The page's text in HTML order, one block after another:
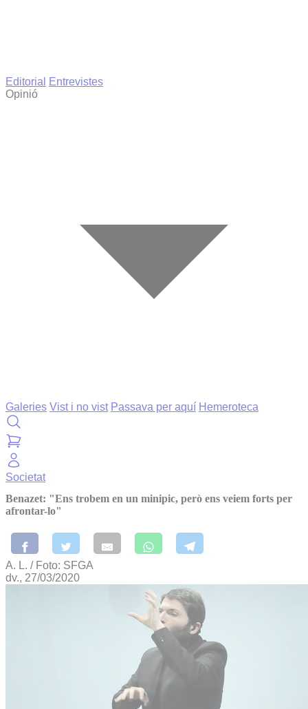
Editorial
Entrevistes
Opinió
Galeries Vist i no vist Passava per aquí Hemeroteca
Societat
Benazet: "Ens trobem en un minipic, però ens veiem forts per
afrontar-lo"
A. L. / Foto: SFGA
dv., 27/03/2020